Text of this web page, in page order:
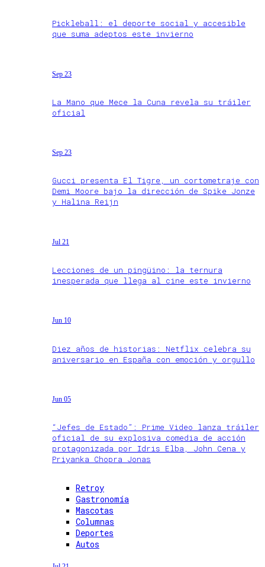
Pickleball: el deporte social y accesible
que suma adeptos este invierno
Sep 23
La Mano que Mece la Cuna revela su tráiler
oficial
Sep 23
Gucci presenta El Tigre, un cortometraje con
Demi Moore bajo la dirección de Spike Jonze
y Halina Reijn
Jul 21
Lecciones de un pingüino: la ternura
inesperada que llega al cine este invierno
Jun 10
Diez años de historias: Netflix celebra su
aniversario en España con emoción y orgullo
Jun 05
“Jefes de Estado”: Prime Video lanza tráiler
oficial de su explosiva comedia de acción
protagonizada por Idris Elba, John Cena y
Priyanka Chopra Jonas
Retroy
Gastronomía
Mascotas
Columnas
Deportes
Autos